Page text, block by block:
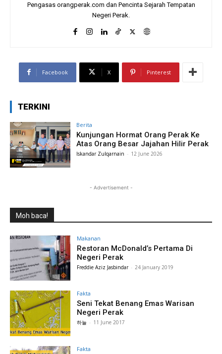
Pengasas orangperak.com dan Pencinta Sejarah Tempatan
Negeri Perak.
Facebook X Pinterest
TERKINI
Berita
Kunjungan Hormat Orang Perak Ke
Atas Orang Besar Jajahan Hilir Perak
Iskandar Zulqarnain - 12 June 2026
- Advertisement -
Moh baca!
Makanan
Restoran McDonald’s Pertama Di
Negeri Perak
Freddie Aziz Jasbindar - 24 January 2019
Fakta
Seni Tekat Benang Emas Warisan
Negeri Perak
하늘 - 11 June 2017
Fakta